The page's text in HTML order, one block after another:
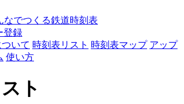
なでつくる鉄道時刻表
登録
いて 時刻表リスト 時刻表マップ アップ
使い方
ト